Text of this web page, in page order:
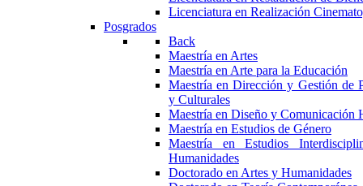
Licenciatura en Realización
Posgrados
Back
Maestría en Artes
Maestría en Arte para la Educación
Maestría en Dirección y Gestión de
y Culturales
Maestría en Diseño y Comunicación
Maestría en Estudios de Género
Maestría en Estudios
Humanidades
Doctorado en Artes y Humanidades